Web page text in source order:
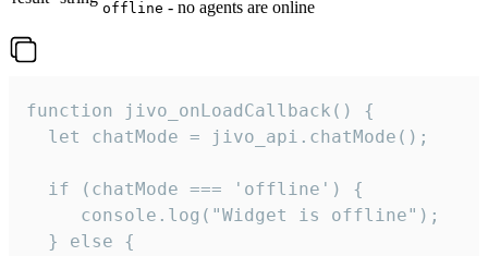
offline - no agents are online
function jivo_onLoadCallback() {
  let chatMode = jivo_api.chatMode();
  if (chatMode === 'offline') {
     console.log("Widget is offline");
  } else {